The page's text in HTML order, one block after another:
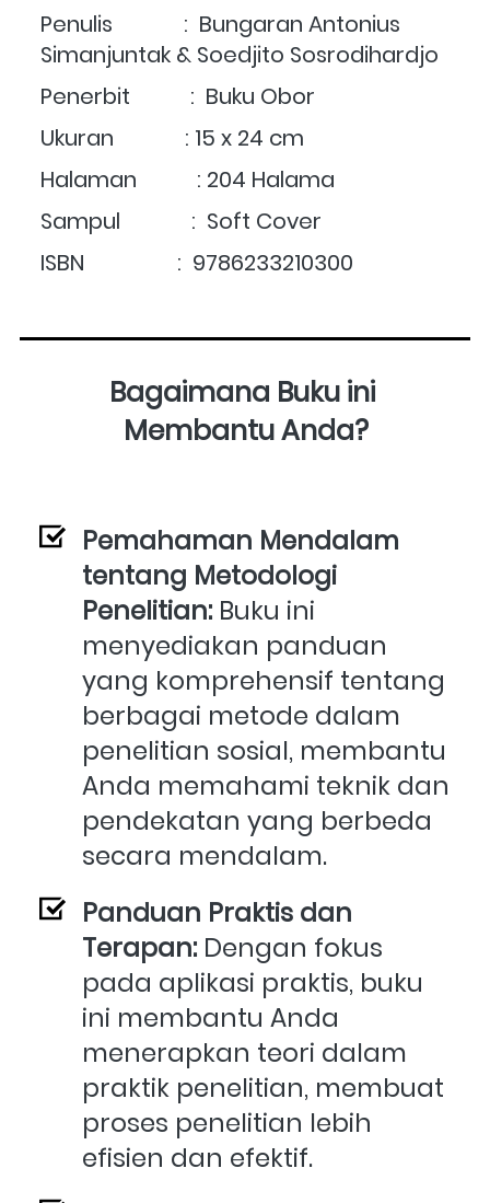
Penulis             :  Bungaran Antonius
Simanjuntak & Soedjito Sosrodihardjo
Penerbit           :  Buku Obor
Ukuran             : 15 x 24 cm
Halaman           : 204 Halama
Sampul             :  Soft Cover
ISBN                 : 9786233210300
Bagaimana Buku ini
Membantu Anda?
Pemahaman Mendalam
tentang Metodologi
Penelitian: Buku ini
menyediakan panduan
yang komprehensif tentang
berbagai metode dalam
penelitian sosial, membantu
Anda memahami teknik dan
pendekatan yang berbeda
secara mendalam.
Panduan Praktis dan
Terapan: Dengan fokus
pada aplikasi praktis, buku
ini membantu Anda
menerapkan teori dalam
praktik penelitian, membuat
proses penelitian lebih
efisien dan efektif.